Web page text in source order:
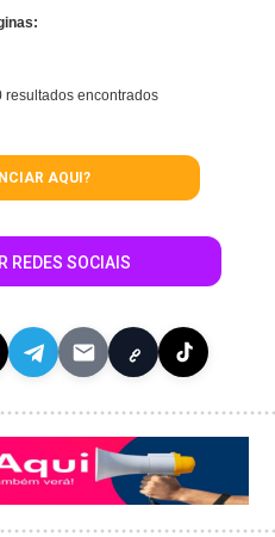
resultados encontrados
AQUI?
REDES SOCIAIS